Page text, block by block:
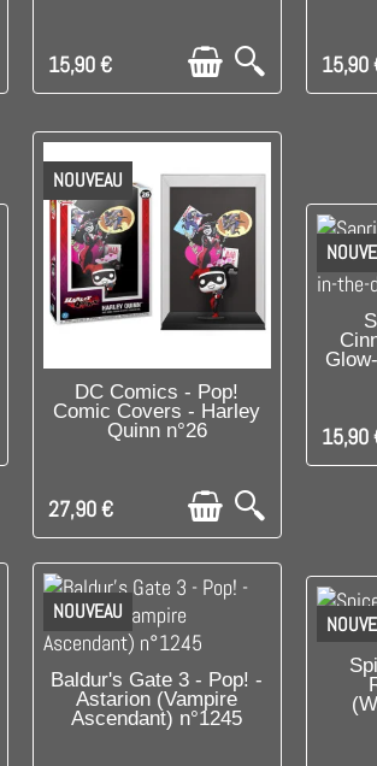
15,90 € 15,90
NOUVEAU
DISPONIBLE
DC Comics - Pop!
Comic Covers - Harley
Quinn n°26
27,90 €
15,90
NOUVEAU
DISPONIBLE
Baldur's Gate 3 - Pop! -
Astarion (Vampire
Ascendant) n°1245